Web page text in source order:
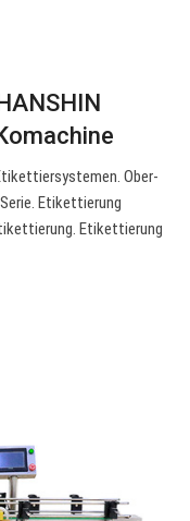
Ober-
Etikettierung
Etikettierung